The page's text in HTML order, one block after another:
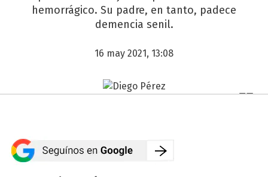
hemorrágico. Su padre, en tanto, padece
demencia senil.
16 may 2021, 13:08